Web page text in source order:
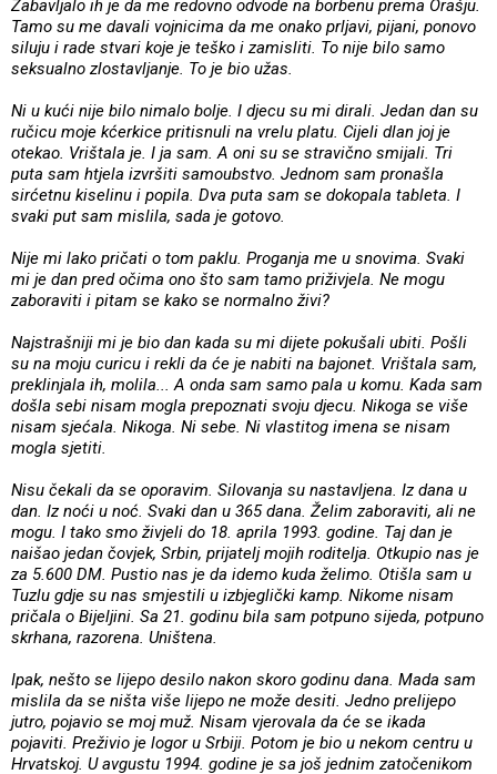
Zabavljalo ih je da me redovno odvode na borbenu prema Orašju.
Tamo su me davali vojnicima da me onako prljavi, pijani, ponovo
siluju i rade stvari koje je teško i zamisliti. To nije bilo samo
seksualno zlostavljanje. To je bio užas.
Ni u kući nije bilo nimalo bolje. I djecu su mi dirali. Jedan dan su
ručicu moje kćerkice pritisnuli na vrelu platu. Cijeli dlan joj je
otekao. Vrištala je. I ja sam. A oni su se stravično smijali. Tri
puta sam htjela izvršiti samoubstvo. Jednom sam pronašla
sirćetnu kiselinu i popila. Dva puta sam se dokopala tableta. I
svaki put sam mislila, sada je gotovo.
Nije mi lako pričati o tom paklu. Proganja me u snovima. Svaki
mi je dan pred očima ono što sam tamo priživjela. Ne mogu
zaboraviti i pitam se kako se normalno živi?
Najstrašniji mi je bio dan kada su mi dijete pokušali ubiti. Pošli
su na moju curicu i rekli da će je nabiti na bajonet. Vrištala sam,
preklinjala ih, molila... A onda sam samo pala u komu. Kada sam
došla sebi nisam mogla prepoznati svoju djecu. Nikoga se više
nisam sjećala. Nikoga. Ni sebe. Ni vlastitog imena se nisam
mogla sjetiti.
Nisu čekali da se oporavim. Silovanja su nastavljena. Iz dana u
dan. Iz noći u noć. Svaki dan u 365 dana. Želim zaboraviti, ali ne
mogu. I tako smo živjeli do 18. aprila 1993. godine. Taj dan je
naišao jedan čovjek, Srbin, prijatelj mojih roditelja. Otkupio nas je
za 5.600 DM. Pustio nas je da idemo kuda želimo. Otišla sam u
Tuzlu gdje su nas smjestili u izbjeglički kamp. Nikome nisam
pričala o Bijeljini. Sa 21. godinu bila sam potpuno sijeda, potpuno
skrhana, razorena. Uništena.
Ipak, nešto se lijepo desilo nakon skoro godinu dana. Mada sam
mislila da se ništa više lijepo ne može desiti. Jedno prelijepo
jutro, pojavio se moj muž. Nisam vjerovala da će se ikada
pojaviti. Preživio je logor u Srbiji. Potom je bio u nekom centru u
Hrvatskoj. U avgustu 1994. godine je sa još jednim zatočenikom